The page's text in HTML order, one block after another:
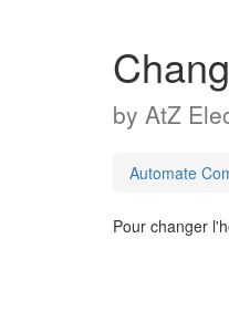
by AtZ
Automate
Pour changer